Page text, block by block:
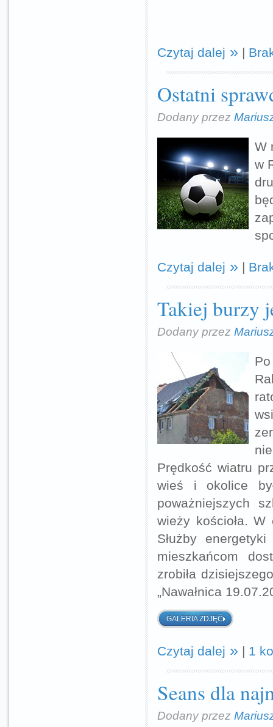
Czytaj dalej |
Ostatni
Dodany przez
W
w
Czytaj dalej |
Takiej burzy
Dodany przez
Prędkość wiatru
wieś i okolice
poważniejszych
wieży kościoła.
Służby
mieszkańcom
zrobiła
„Nawałnica
GALERIA ZDJĘĆ
Czytaj dalej | 1
Seans dla
Dodany przez